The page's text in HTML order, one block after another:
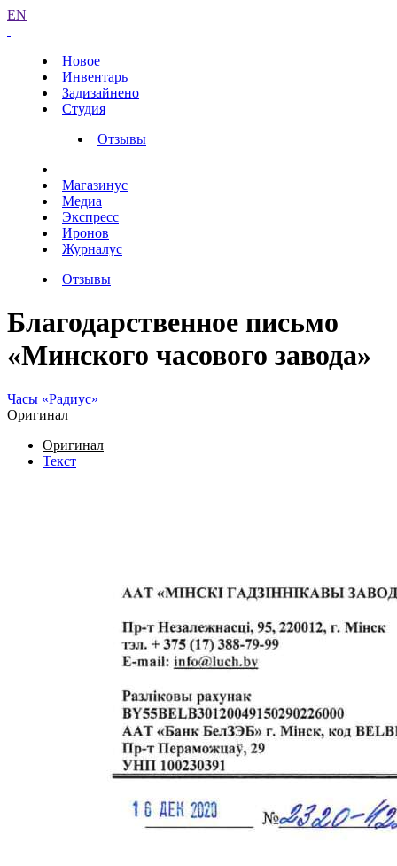
EN
Новое
Инвентарь
Задизайнено
Студия
Отзывы
Магазинус
Медиа
Экспресс
Иронов
Журналус
Отзывы
Благодарственное письмо
«Минского часового завода»
Часы «Радиус»
Оригинал
Оригинал
Текст